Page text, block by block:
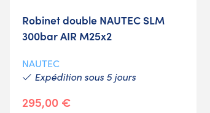
Robinet double NAUTEC SLM
300bar AIR M25x2
NAUTEC
Expédition sous 5 jours
295,00 €